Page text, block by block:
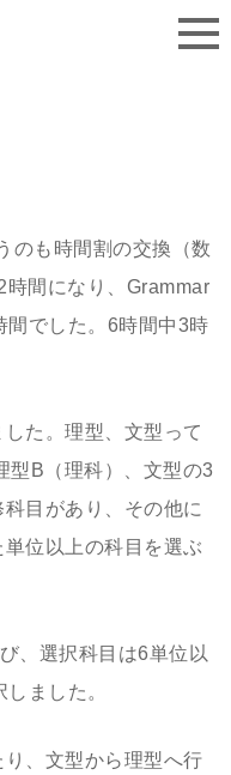
のも時間割の交換（数
間になり、Grammar
間でした。6時間中3時
た。理型、文型って
型B（理科）、文型の3
目があり、その他に
位以上の科目を選ぶ
、選択科目は6単位以
ました。
、文型から理型へ行